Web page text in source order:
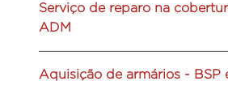
Serviço de reparo na
ADM
Aquisição de armários - BSP